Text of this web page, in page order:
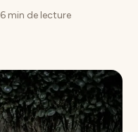
6 min de lecture